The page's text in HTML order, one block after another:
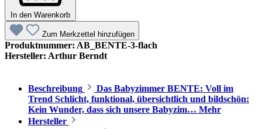
In den Warenkorb
Zum Merkzettel hinzufügen
Produktnummer: AB_BENTE-3-flach
Hersteller: Arthur Berndt
Beschreibung
Das Babyzimmer BENTE: Voll im
Trend Schlicht, funktional, übersichtlich und bildschön:
Kein Wunder, dass sich unsere Babyzim… Mehr
Hersteller